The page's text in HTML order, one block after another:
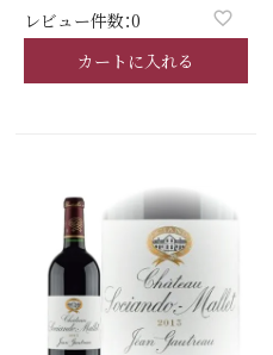
レビュー件数：0
カートに入れる